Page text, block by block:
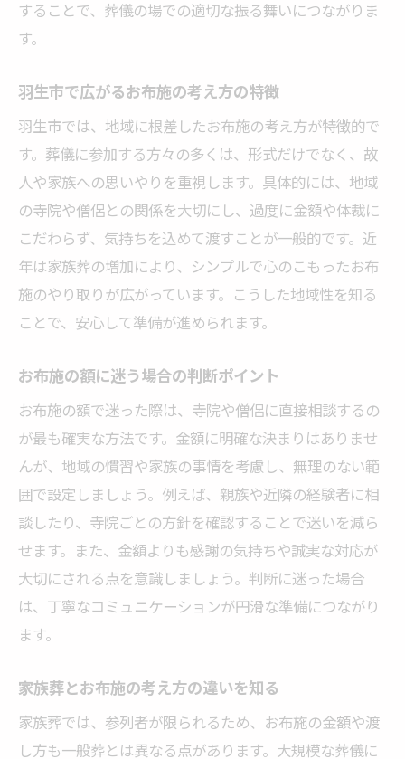
することで、葬儀の場での適切な振る舞いにつながりま
す。
羽生市で広がるお布施の考え方の特徴
羽生市では、地域に根差したお布施の考え方が特徴的で
す。葬儀に参加する方々の多くは、形式だけでなく、故
人や家族への思いやりを重視します。具体的には、地域
の寺院や僧侶との関係を大切にし、過度に金額や体裁に
こだわらず、気持ちを込めて渡すことが一般的です。近
年は家族葬の増加により、シンプルで心のこもったお布
施のやり取りが広がっています。こうした地域性を知る
ことで、安心して準備が進められます。
お布施の額に迷う場合の判断ポイント
お布施の額で迷った際は、寺院や僧侶に直接相談するの
が最も確実な方法です。金額に明確な決まりはありませ
んが、地域の慣習や家族の事情を考慮し、無理のない範
囲で設定しましょう。例えば、親族や近隣の経験者に相
談したり、寺院ごとの方針を確認することで迷いを減ら
せます。また、金額よりも感謝の気持ちや誠実な対応が
大切にされる点を意識しましょう。判断に迷った場合
は、丁寧なコミュニケーションが円滑な準備につながり
ます。
家族葬とお布施の考え方の違いを知る
家族葬では、参列者が限られるため、お布施の金額や渡
し方も一般葬とは異なる点があります。大規模な葬儀に